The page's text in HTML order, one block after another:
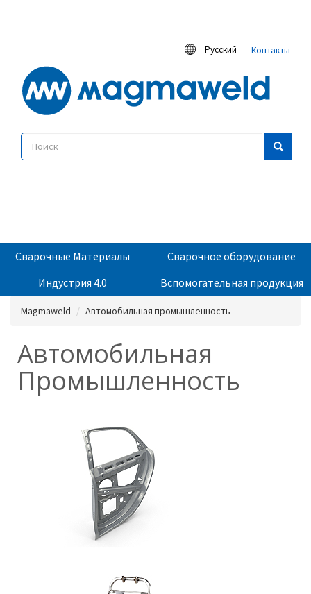
Русский Контакты
Сварочные Материалы
Сварочное оборудование
Индустрия 4.0
Вспомогательная продукция
Magmaweld Автомобильная промышленность
Автомобильная
Промышленность